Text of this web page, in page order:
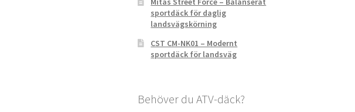
sportdäck för daglig
landsvägskörning
CST CM-NK01 – Modernt
sportdäck för landsväg
Behöver du ATV-däck?